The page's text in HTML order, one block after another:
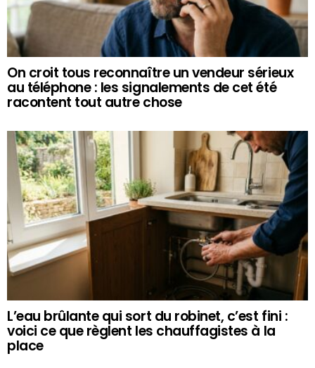
On croit tous reconnaître un vendeur sérieux
au téléphone : les signalements de cet été
racontent tout autre chose
L’eau brûlante qui sort du robinet, c’est fini :
voici ce que règlent les chauffagistes à la
place